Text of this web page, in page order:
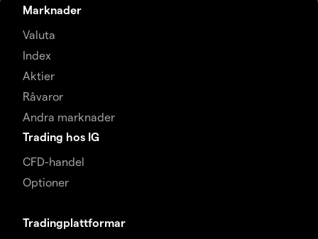
Marknader
Valuta
Index
Aktier
Råvaror
Andra marknader
Trading hos IG
CFD-handel
Optioner
Tradingplattformar